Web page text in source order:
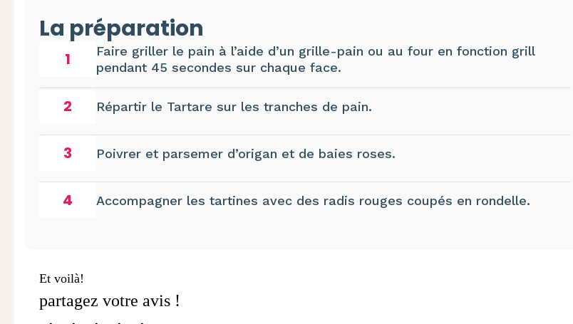
La préparation
1
Faire griller le pain à l’aide d’un grille-pain ou au four en fonction grill
pendant 45 secondes sur chaque face.
2 Répartir le Tartare sur les tranches de pain.
3 Poivrer et parsemer d’origan et de baies roses.
4 Accompagner les tartines avec des radis rouges coupés en rondelle.
Et voilà!
partagez votre avis !